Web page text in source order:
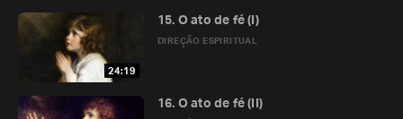
24:19
DIREÇÃO ESPIRITUAL
15. O ato de fé (I)
16. O ato de fé (II)